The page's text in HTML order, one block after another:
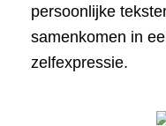
persoonlijke
samenkomen in
zelfexpressie.